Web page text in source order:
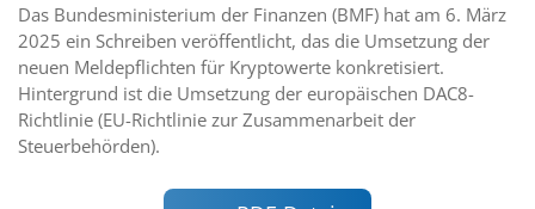
Das Bundesministerium der Finanzen (BMF) hat am 6. März
2025 ein Schreiben veröffentlicht, das die Umsetzung der
neuen Meldepflichten für Kryptowerte konkretisiert.
Hintergrund ist die Umsetzung der europäischen DAC8-
Richtlinie (EU-Richtlinie zur Zusammenarbeit der
Steuerbehörden).